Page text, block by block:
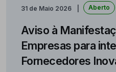
31 de Maio 2026 Aberto
Aviso à
Empresas para
Fornecedores